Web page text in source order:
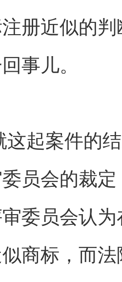
册近似的
事儿。
这起案件的
员会的裁
委员会认
商标，而